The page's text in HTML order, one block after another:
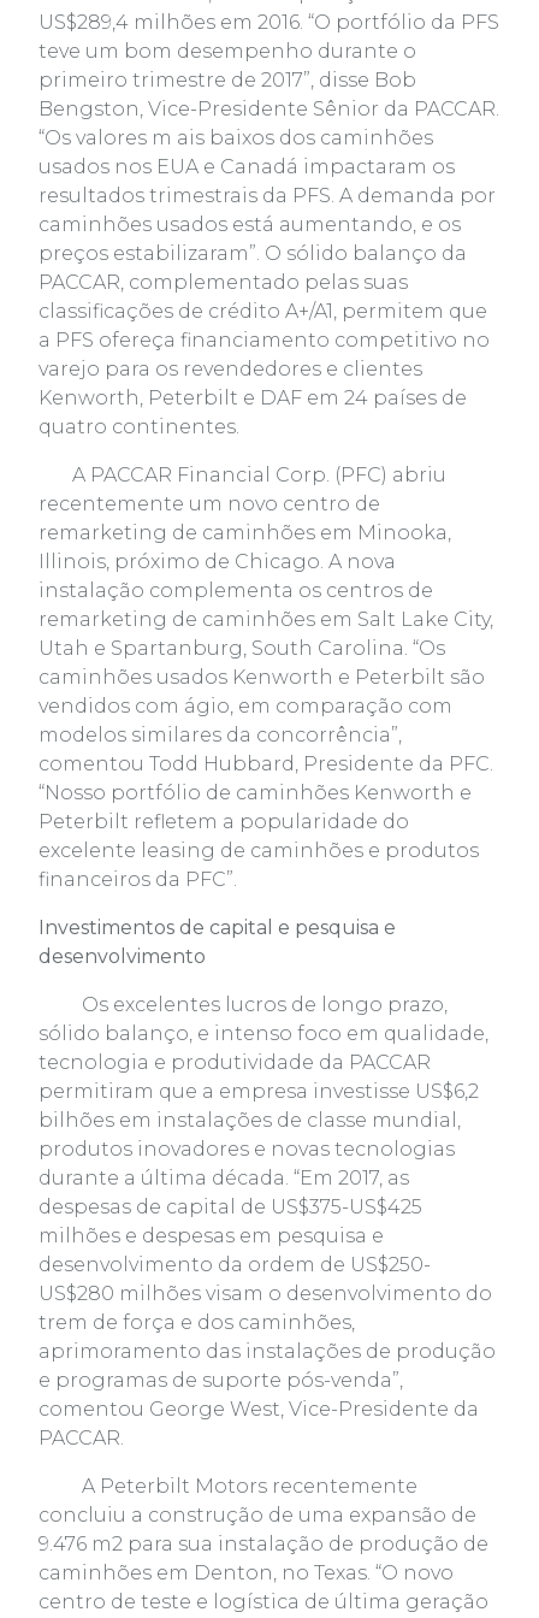
US$289,4 milhões em 2016. “O portfólio da PFS
teve um bom desempenho durante o
primeiro trimestre de 2017”, disse Bob
Bengston, Vice-Presidente Sênior da PACCAR.
“Os valores m ais baixos dos caminhões
usados nos EUA e Canadá impactaram os
resultados trimestrais da PFS. A demanda por
caminhões usados está aumentando, e os
preços estabilizaram”. O sólido balanço da
PACCAR, complementado pelas suas
classificações de crédito A+/A1, permitem que
a PFS ofereça financiamento competitivo no
varejo para os revendedores e clientes
Kenworth, Peterbilt e DAF em 24 países de
quatro continentes.
A PACCAR Financial Corp. (PFC) abriu
recentemente um novo centro de
remarketing de caminhões em Minooka,
Illinois, próximo de Chicago. A nova
instalação complementa os centros de
remarketing de caminhões em Salt Lake City,
Utah e Spartanburg, South Carolina. “Os
caminhões usados Kenworth e Peterbilt são
vendidos com ágio, em comparação com
modelos similares da concorrência”,
comentou Todd Hubbard, Presidente da PFC.
“Nosso portfólio de caminhões Kenworth e
Peterbilt refletem a popularidade do
excelente leasing de caminhões e produtos
financeiros da PFC”.
Investimentos de capital e pesquisa e
desenvolvimento
Os excelentes lucros de longo prazo,
sólido balanço, e intenso foco em qualidade,
tecnologia e produtividade da PACCAR
permitiram que a empresa investisse US$6,2
bilhões em instalações de classe mundial,
produtos inovadores e novas tecnologias
durante a última década. “Em 2017, as
despesas de capital de US$375-US$425
milhões e despesas em pesquisa e
desenvolvimento da ordem de US$250-
US$280 milhões visam o desenvolvimento do
trem de força e dos caminhões,
aprimoramento das instalações de produção
e programas de suporte pós-venda”,
comentou George West, Vice-Presidente da
PACCAR.
A Peterbilt Motors recentemente
concluiu a construção de uma expansão de
9.476 m2 para sua instalação de produção de
caminhões em Denton, no Texas. “O novo
centro de teste e logística de última geração